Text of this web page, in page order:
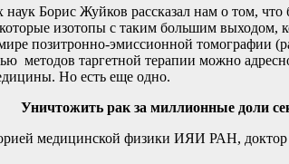
Борис Жуйков рассказал нам о том, что
некоторые изотопы с таким большим
позитронно-эмиссионной томографии
таргетной терапии можно
Но есть еще одно.
рак за миллионные доли
медицинской физики ИЯИ РАН,